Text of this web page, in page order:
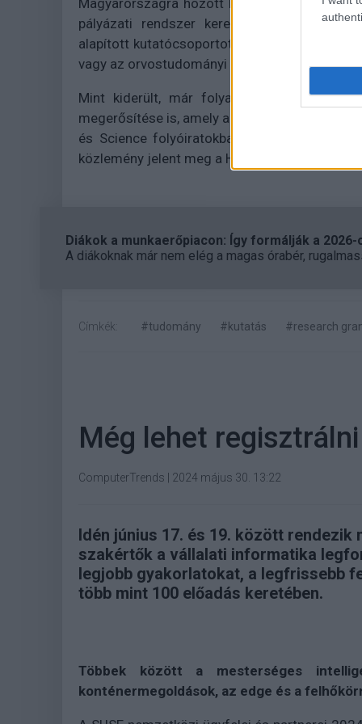
Magyarországra hozott külföldön sikeres
pályázati rendszer keretében hét fiatal,
alapított kutatócsoportot, folytat kutatásokat
vagy az orvostudományi és
Mint kiderült, már folyamatban van a
megerősítése is, amely a kutatói munka
és Science folyóiratokban legalább 105, a
közlemény jelent meg a HUN-REN-es kutatók
Diákok a munkaerőpiacon: Így formálják a
A diákoknak már nem elég a magas órabér,
Címkék: #tudomány #kutatás #research
Még lehet regisztrálni
ComputerTrends 2024 május 30. 13:22
Idén június 17. és 19. között rendezik
szakértők a vállalati informatika
legjobb gyakorlatokat, a legfrissebb
több mint 100 előadás keretében.
Többek között a mesterséges
konténermegoldások, az edge és a